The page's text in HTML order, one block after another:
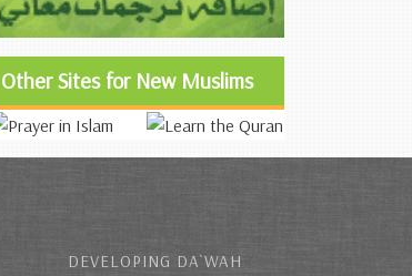
Other Sites for New Muslims
DEVELOPING DA`WAH